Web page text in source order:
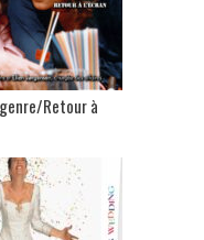
Retour à